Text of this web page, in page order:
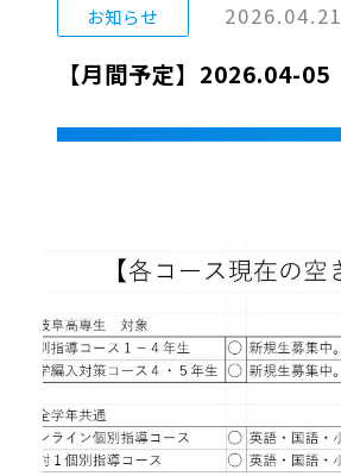
お知らせ 2026.04.21
【月間予定】2026.04-05